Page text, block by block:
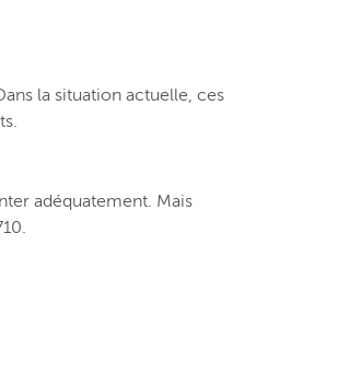
la situation actuelle, ces
adéquatement. Mais